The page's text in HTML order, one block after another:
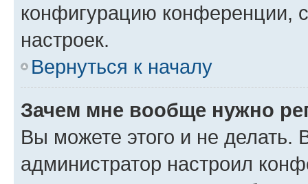
конфигурацию конференции,
настроек.
Вернуться к началу
Зачем мне вообще нужно
Вы можете этого и не делать.
администратор настроил